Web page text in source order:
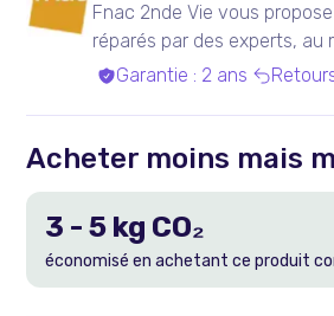
Fnac 2nde Vie vous
réparés par des experts, au
Garantie : 2 ans
Acheter moins mais
3 - 5kg CO₂
économisé en achetant ce produit